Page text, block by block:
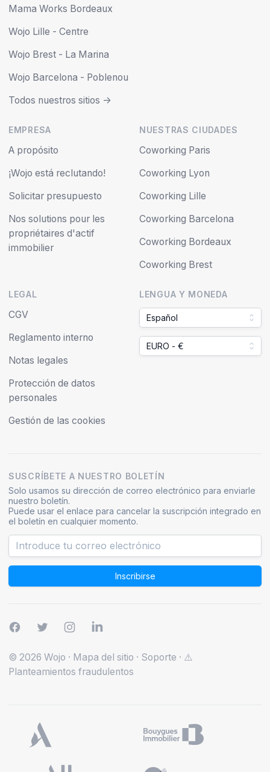
Mama Works Bordeaux
Wojo Lille - Centre
Wojo Brest - La Marina
Wojo Barcelona - Poblenou
Todos nuestros sitios ->
EMPRESA
A propósito
¡Wojo está reclutando!
Solicitar presupuesto
Nos solutions pour les
propriétaires d'actif
immobilier
NUESTRAS CIUDADES
Coworking Paris
Coworking Lyon
Coworking Lille
Coworking Barcelona
Coworking Bordeaux
Coworking Brest
LEGAL
CGV
Reglamento interno
Notas legales
Protección de datos
personales
Gestión de las cookies
LENGUA Y MONEDA
Español
EURO - €
SUSCRÍBETE A NUESTRO BOLETÍN
Solo usamos su dirección de correo electrónico para enviarle
nuestro boletín.
Puede usar el enlace para cancelar la suscripción integrado en
el boletín en cualquier momento.
Inscribirse
© 2026 Wojo · Mapa del sitio · Soporte · ⚠️
Planteamientos fraudulentos